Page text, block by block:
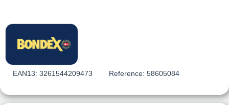
EAN13: 3261544209473 Reference: 58605084